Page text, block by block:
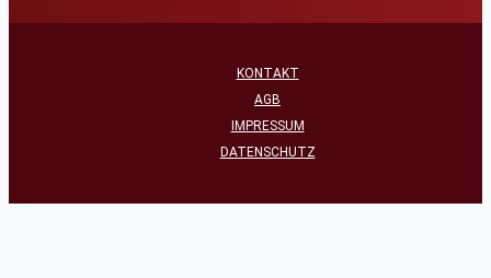
KONTAKT
AGB
IMPRESSUM
DATENSCHUTZ